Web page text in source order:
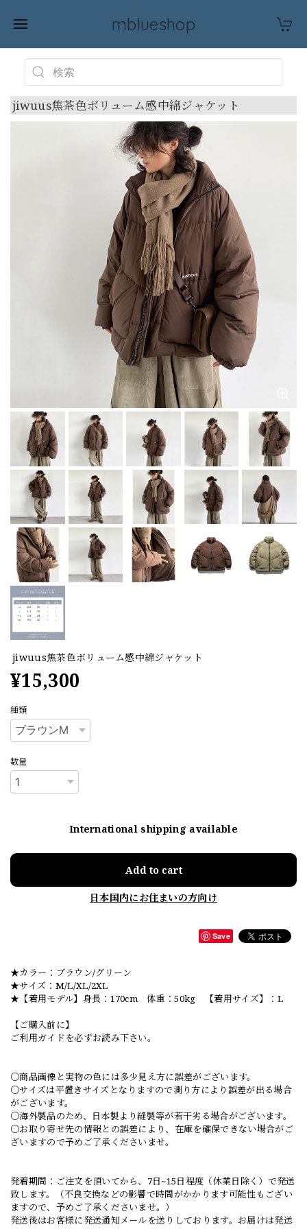
mblueshop
jiwuus焦茶色ボリューム感中綿ジャケット
jiwuus焦茶色ボリューム感中綿ジャケット
¥15,300
種類
数量
International shipping available
Add to cart
日本国内にお住まいの方向け
Save
★カラー：ブラウン/グリーン
★サイズ：M/L/XL/2XL
★【着用モデル】身長：170cm 体重：50kg 【着用サイズ】：L
【ご購入前に】
ご利用ガイドを必ずお読み下さい。
○商品画像と実物の色には多少見え方に誤差がございます。
○サイズは平置きサイズとなりますので測り方により誤差が出る場合
がございます。
○海外製品のため、日本製より縫製等が若干劣る場合がございます。
○お取り寄せ先の情報との誤差により、在庫を確保できない場合がご
ざいますので予めご了承くださいませ。
発着期間：ご注文を頂いてから、7日~15日程度（休業日除く）で発送
致します。（不良交換などの影響で時間がかかります可能性もござい
ますので、予めご了承くださいませ。）
発送後はお客様に発送通知メールを送りしております。お届けは発送